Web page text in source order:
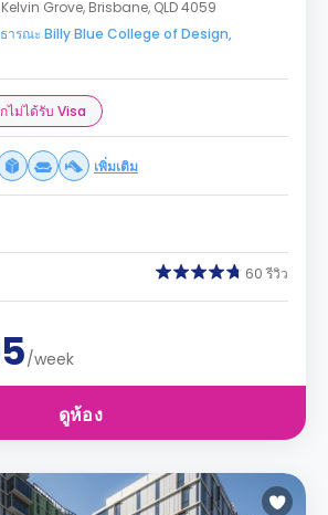
Grove, Brisbane, QLD 4059
ารณะ Billy Blue College of Design,
ไม่ได้รับ Visa
เพิ่มเติม
60 รีวิว
/week
ดูห้อง